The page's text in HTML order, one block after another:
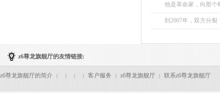
他是革命家，向那个
到2007年，双方分
z6尊龙旗舰厅的友情链接:
z6尊龙旗舰厅的简介 | | | | 客户服务 | z6尊龙旗舰厅 | 联系z6尊龙旗舰厅